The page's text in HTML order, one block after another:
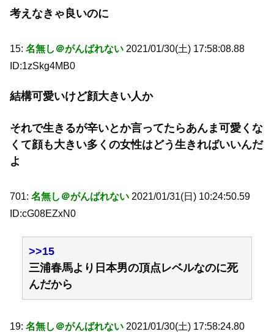
考えなきゃ良いのに
15: 名無し＠がんばれない 2021/01/30(土) 17:58:08.88
ID:1zSkg4MB0
結構可愛いけど顔大きい人か
それで生きるが辛いとか言ってたらあんま可愛くな
くて顔も大きい多くの女性はどう生きればいいんだ
よ
701: 名無し＠がんばれない 2021/01/31(日) 10:24:50.59
ID:cG08EZxN0
>>15
三浦春馬より日本男の頂点レベルなのに死
んだから
19: 名無し＠がんばれない 2021/01/30(土) 17:58:24.80